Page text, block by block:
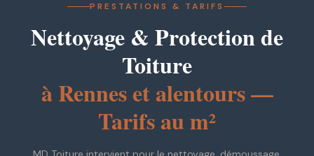
PRESTATIONS & TARIFS
Nettoyage & Protection de
Toiture
à Rennes et alentours —
Tarifs au m²